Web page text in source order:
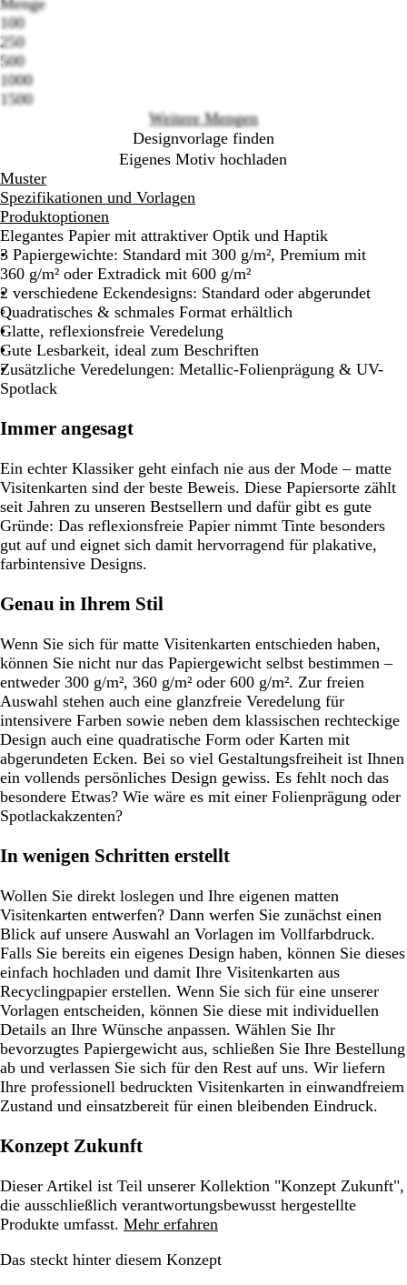
100
250
500
1000
1500
Weitere Mengen
Designvorlage finden
Eigenes Motiv hochladen
Muster
Spezifikationen und Vorlagen
Produktoptionen
Elegantes Papier mit attraktiver Optik und Haptik
3 Papiergewichte: Standard mit 300 g/m², Premium mit
360 g/m² oder Extradick mit 600 g/m²
2 verschiedene Eckendesigns: Standard oder abgerundet
Quadratisches & schmales Format erhältlich
Glatte, reflexionsfreie Veredelung
Gute Lesbarkeit, ideal zum Beschriften
Zusätzliche Veredelungen: Metallic-Folienprägung & UV-
Spotlack
Immer angesagt
Ein echter Klassiker geht einfach nie aus der Mode – matte
Visitenkarten sind der beste Beweis. Diese Papiersorte zählt
seit Jahren zu unseren Bestsellern und dafür gibt es gute
Gründe: Das reflexionsfreie Papier nimmt Tinte besonders
gut auf und eignet sich damit hervorragend für plakative,
farbintensive Designs.
Genau in Ihrem Stil
Wenn Sie sich für matte Visitenkarten entschieden haben,
können Sie nicht nur das Papiergewicht selbst bestimmen –
entweder 300 g/m², 360 g/m² oder 600 g/m². Zur freien
Auswahl stehen auch eine glanzfreie Veredelung für
intensivere Farben sowie neben dem klassischen rechteckige
Design auch eine quadratische Form oder Karten mit
abgerundeten Ecken. Bei so viel Gestaltungsfreiheit ist Ihnen
ein vollends persönliches Design gewiss. Es fehlt noch das
besondere Etwas? Wie wäre es mit einer Folienprägung oder
Spotlackakzenten?
In wenigen Schritten erstellt
Wollen Sie direkt loslegen und Ihre eigenen matten
Visitenkarten entwerfen? Dann werfen Sie zunächst einen
Blick auf unsere Auswahl an Vorlagen im Vollfarbdruck.
Falls Sie bereits ein eigenes Design haben, können Sie dieses
einfach hochladen und damit Ihre Visitenkarten aus
Recyclingpapier erstellen. Wenn Sie sich für eine unserer
Vorlagen entscheiden, können Sie diese mit individuellen
Details an Ihre Wünsche anpassen. Wählen Sie Ihr
bevorzugtes Papiergewicht aus, schließen Sie Ihre Bestellung
ab und verlassen Sie sich für den Rest auf uns. Wir liefern
Ihre professionell bedruckten Visitenkarten in einwandfreiem
Zustand und einsatzbereit für einen bleibenden Eindruck.
Konzept Zukunft
Dieser Artikel ist Teil unserer Kollektion "Konzept Zukunft",
die ausschließlich verantwortungsbewusst hergestellte
Produkte umfasst. Mehr erfahren
Das steckt hinter diesem Konzept